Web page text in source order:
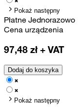
Pokaż następny
Płatne Jednorazowo
Cena urządzenia
97,48 zł + VAT
Dodaj do koszyka
Pokaż następny